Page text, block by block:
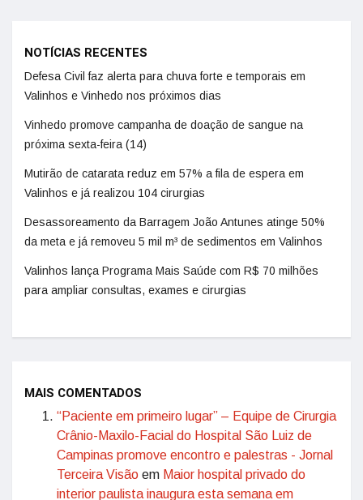
NOTÍCIAS RECENTES
Defesa Civil faz alerta para chuva forte e temporais em
Valinhos e Vinhedo nos próximos dias
Vinhedo promove campanha de doação de sangue na
próxima sexta-feira (14)
Mutirão de catarata reduz em 57% a fila de espera em
Valinhos e já realizou 104 cirurgias
Desassoreamento da Barragem João Antunes atinge 50%
da meta e já removeu 5 mil m³ de sedimentos em Valinhos
Valinhos lança Programa Mais Saúde com R$ 70 milhões
para ampliar consultas, exames e cirurgias
MAIS COMENTADOS
“Paciente em primeiro lugar” – Equipe de Cirurgia
Crânio-Maxilo-Facial do Hospital São Luiz de
Campinas promove encontro e palestras - Jornal
Terceira Visão em Maior hospital privado do
interior paulista inaugura esta semana em